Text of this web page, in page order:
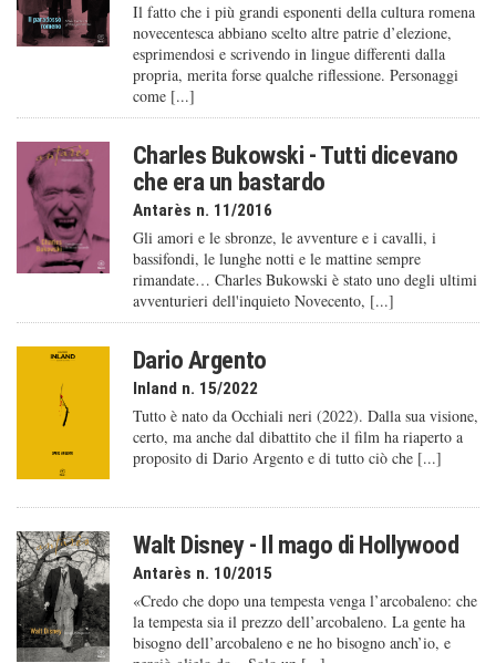
Il fatto che i più grandi esponenti della cultura romena
novecentesca abbiano scelto altre patrie d’elezione,
esprimendosi e scrivendo in lingue differenti dalla
propria, merita forse qualche riflessione. Personaggi
come [...]
Charles Bukowski - Tutti dicevano
che era un bastardo
Antarès n. 11/2016
Gli amori e le sbronze, le avventure e i cavalli, i
bassifondi, le lunghe notti e le mattine sempre
rimandate… Charles Bukowski è stato uno degli ultimi
avventurieri dell'inquieto Novecento, [...]
Dario Argento
Inland n. 15/2022
Tutto è nato da Occhiali neri (2022). Dalla sua visione,
certo, ma anche dal dibattito che il film ha riaperto a
proposito di Dario Argento e di tutto ciò che [...]
Walt Disney - Il mago di Hollywood
Antarès n. 10/2015
«Credo che dopo una tempesta venga l’arcobaleno: che
la tempesta sia il prezzo dell’arcobaleno. La gente ha
bisogno dell’arcobaleno e ne ho bisogno anch’io, e